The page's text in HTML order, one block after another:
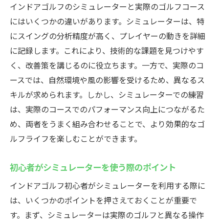
インドアゴルフのシミュレーターと実際のゴルフコース
にはいくつかの違いがあります。シミュレーターは、特
にスイングの分析精度が高く、プレイヤーの動きを詳細
に記録します。これにより、技術的な課題を見つけやす
く、改善策を講じるのに役立ちます。一方で、実際のコ
ースでは、自然環境や風の影響を受けるため、異なるス
キルが求められます。しかし、シミュレーターでの練習
は、実際のコースでのパフォーマンス向上につながるた
め、両者をうまく組み合わせることで、より効果的なゴ
ルフライフを楽しむことができます。
初心者がシミュレーターを使う際のポイント
インドアゴルフ初心者がシミュレーターを利用する際に
は、いくつかのポイントを押さえておくことが重要で
す。まず、シミュレーターは実際のゴルフと異なる操作